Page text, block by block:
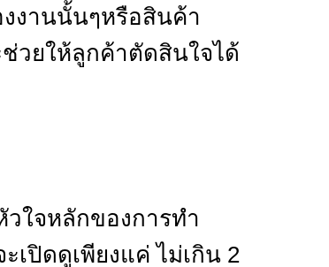
งานนั้นๆหรือสินค้า
วยให้ลูกค้าตัดสินใจได้
ใจหลักของการทำ
เปิดดูเพียงแค่ ไม่เกิน 2